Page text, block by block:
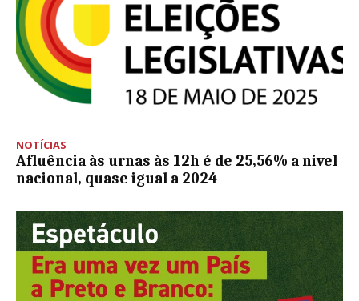
NOTÍCIAS
Afluência às urnas às 12h é de 25,56% a nivel
nacional, quase igual a 2024